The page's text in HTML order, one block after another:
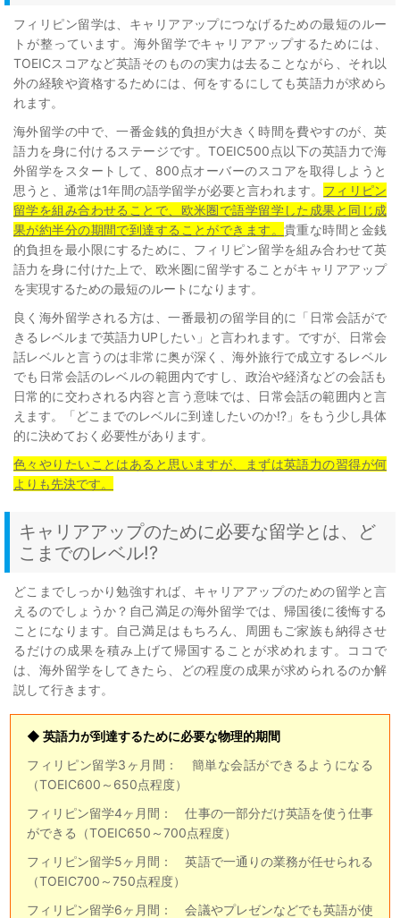
フィリピン留学は、キャリアアップにつなげるための最短のルー
トが整っています。海外留学でキャリアアップするためには、
TOEICスコアなど英語そのものの実力は去ることながら、それ以
外の経験や資格するためには、何をするにしても英語力が求めら
れます。
海外留学の中で、一番金銭的負担が大きく時間を費やすのが、英
語力を身に付けるステージです。TOEIC500点以下の英語力で海
外留学をスタートして、800点オーバーのスコアを取得しようと
思うと、通常は1年間の語学留学が必要と言われます。 フィリピン
留学を組み合わせることで、欧米圏で語学留学した成果と同じ成
果が約半分の期間で到達することができます。 貴重な時間と金銭
的負担を最小限にするために、フィリピン留学を組み合わせて英
語力を身に付けた上で、欧米圏に留学することがキャリアアップ
を実現するための最短のルートになります。
良く海外留学される方は、一番最初の留学目的に「日常会話がで
きるレベルまで英語力UPしたい」と言われます。ですが、日常会
話レベルと言うのは非常に奥が深く、海外旅行で成立するレベル
でも日常会話のレベルの範囲内ですし、政治や経済などの会話も
日常的に交わされる内容と言う意味では、日常会話の範囲内と言
えます。「どこまでのレベルに到達したいのか!?」をもう少し具体
的に決めておく必要性があります。
色々やりたいことはあると思いますが、まずは英語力の習得が何
よりも先決です。
キャリアアップのために必要な留学とは、ど
こまでのレベル!?
どこまでしっかり勉強すれば、キャリアアップのための留学と言
えるのでしょうか？自己満足の海外留学では、帰国後に後悔する
ことになります。自己満足はもちろん、周囲もご家族も納得させ
るだけの成果を積み上げて帰国することが求めれます。ココで
は、海外留学をしてきたら、どの程度の成果が求められるのか解
説して行きます。
◆ 英語力が到達するために必要な物理的期間
フィリピン留学3ヶ月間： 簡単な会話ができるようになる
（TOEIC600～650点程度）
フィリピン留学4ヶ月間： 仕事の一部分だけ英語を使う仕事
ができる（TOEIC650～700点程度）
フィリピン留学5ヶ月間： 英語で一通りの業務が任せられる
（TOEIC700～750点程度）
フィリピン留学6ヶ月間： 会議やプレゼンなどでも英語が使